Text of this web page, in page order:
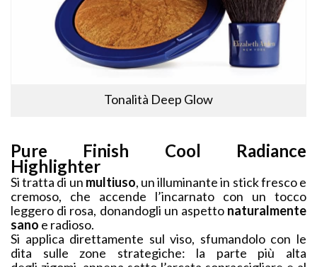
Tonalità Deep Glow
Pure Finish Cool Radiance
Highlighter
Si tratta di un multiuso, un illuminante in stick fresco e
cremoso, che accende l’incarnato con un tocco
leggero di rosa, donandogli un aspettonaturalmente
sano e radioso.
Si applica direttamente sul viso, sfumandolo con le
dita sulle zone strategiche: la parte più alta